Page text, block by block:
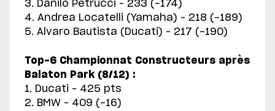
3. Danilo Petrucci – 233 (-174)
4. Andrea Locatelli (Yamaha) – 218 (-189)
5. Alvaro Bautista (Ducati) – 217 (-190)
Top-6 Championnat Constructeurs après
Balaton Park (8/12) :
1. Ducati – 425 pts
2. BMW – 409 (-16)